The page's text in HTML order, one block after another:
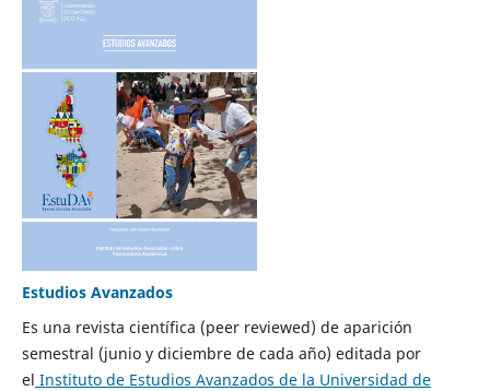
Estudios Avanzados
Es una revista científica (peer reviewed) de aparición
semestral (junio y diciembre de cada año) editada por
el Instituto de Estudios Avanzados de la Universidad de